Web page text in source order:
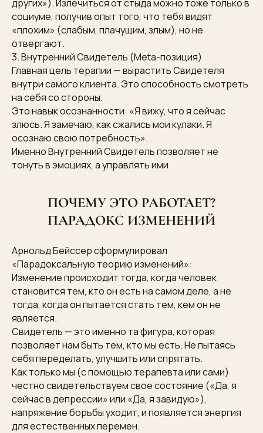
других»). Излечиться от стыда можно тоже только в
социуме, получив опыт того, что тебя видят
«плохим» (слабым, плачущим, злым), но не
отвергают.
3. Внутренний Свидетель (Meta-позиция)
Главная цель терапии — вырастить Свидетеля
внутри самого клиента. Это способность смотреть
на себя со стороны.
Это навык осознанности: «Я вижу, что я сейчас
злюсь. Я замечаю, как сжались мои кулаки. Я
осознаю свою потребность».
Именно Внутренний Свидетель позволяет не
тонуть в эмоциях, а управлять ими.
ПОЧЕМУ ЭТО РАБОТАЕТ?
ПАРАДОКС ИЗМЕНЕНИЙ
Арнольд Бейссер сформулировал
«Парадоксальную теорию изменений»:
Изменение происходит тогда, когда человек
становится тем, кто он есть на самом деле, а не
тогда, когда он пытается стать тем, кем он не
является.
Свидетель — это именно та фигура, которая
позволяет нам быть тем, кто мы есть. Не пытаясь
себя переделать, улучшить или спрятать.
Как только мы (с помощью терапевта или сами)
честно свидетельствуем свое состояние («Да, я
сейчас в депрессии» или «Да, я завидую»),
напряжение борьбы уходит, и появляется энергия
для естественных перемен.